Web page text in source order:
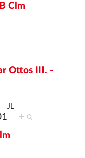
Clm
Ottos III. -
JL
+